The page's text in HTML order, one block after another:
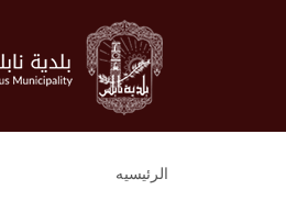
الرئيسيه